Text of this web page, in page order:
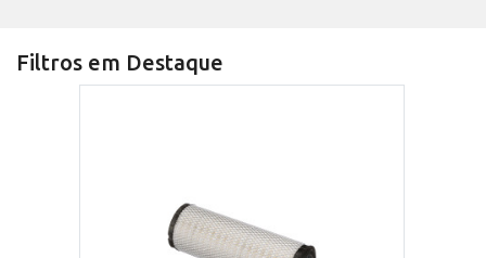
Filtros em Destaque